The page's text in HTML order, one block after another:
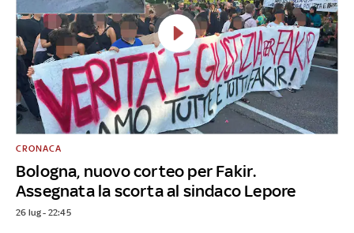
Bologna, nuovo corteo per Fakir.
Assegnata la scorta al sindaco Lepore
CRONACA
26 lug - 22:45